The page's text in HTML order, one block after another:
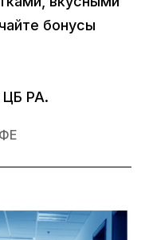
бонусы
ЦБ РА.